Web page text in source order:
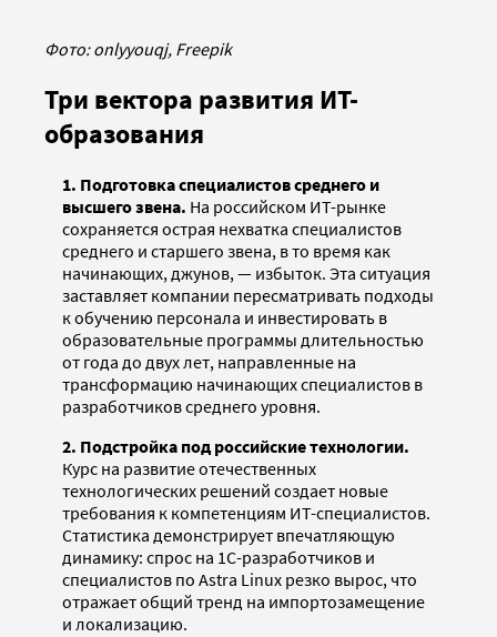
Фото: onlyyouqj, Freepik
Три вектора развития ИТ-
образования
1. Подготовка специалистов среднего и
высшего звена. На российском ИТ-рынке
сохраняется острая нехватка специалистов
среднего и старшего звена, в то время как
начинающих, джунов, — избыток. Эта ситуация
заставляет компании пересматривать подходы
к обучению персонала и инвестировать в
образовательные программы длительностью
от года до двух лет, направленные на
трансформацию начинающих специалистов в
разработчиков среднего уровня.
2. Подстройка под российские технологии.
Курс на развитие отечественных
технологических решений создает новые
требования к компетенциям ИТ-специалистов.
Статистика демонстрирует впечатляющую
динамику: спрос на 1С-разработчиков и
специалистов по Astra Linux резко вырос, что
отражает общий тренд на импортозамещение
и локализацию.